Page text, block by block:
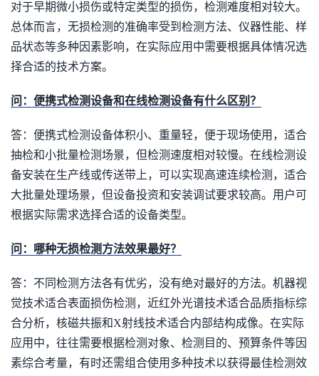
对于早期微小损伤或特定类型的损伤，检测难度相对较大。
总体而言，无损检测的准确率受到检测方法、仪器性能、样
品状态等多种因素影响，在实际应用中需要根据具体情况选
择合适的技术方案。
问：便携式检测设备和在线检测设备有什么区别？
答：便携式检测设备体积小、重量轻，便于现场使用，适合
抽检和小批量检测场景，但检测速度相对较慢。在线检测设
备安装在生产线或传送带上，可以实现高速连续检测，适合
大批量处理场景，但设备投资和安装调试要求较高。用户可
根据实际需求选择合适的设备类型。
问：哪种无损检测方法效果最好？
答：不同检测方法各有优劣，没有绝对最好的方法。机器视
觉技术适合表面损伤检测，近红外光谱技术适合品质指标综
合分析，核磁共振和X射线技术适合内部结构成像。在实际
应用中，往往需要根据检测对象、检测目的、预算条件等因
素综合考量，有时还需组合使用多种技术以获得最佳检测效